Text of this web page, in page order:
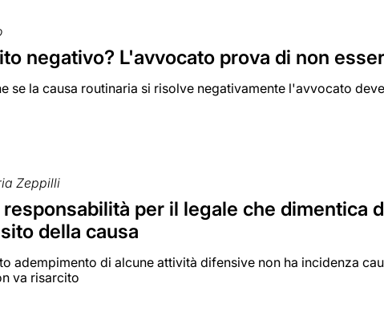
negativo? L'avvocato prova di non
se la causa routinaria si risolve negativamente l'avvocato
Zeppilli
per il legale che dimentica
della causa
adempimento di alcune attività difensive non ha incidenza
va risarcito